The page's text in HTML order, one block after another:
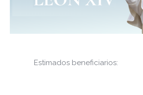
Estimados beneficiarios: